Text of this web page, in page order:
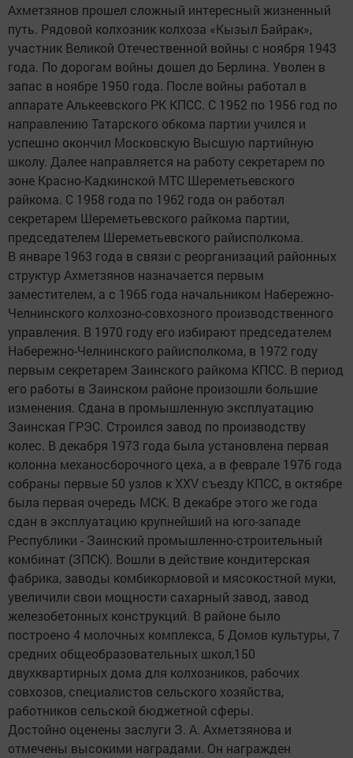
Ахметзянов прошел сложный интересный жизненный
путь. Рядовой колхозник колхоза «Кызыл Байрак»,
участник Великой Отечественной войны с ноября 1943
года. По дорогам войны дошел до Берлина. Уволен в
запас в ноябре 1950 года. После войны работал в
аппарате Алькеевского РК КПСС. С 1952 по 1956 год по
направлению Татарского обкома партии учился и
успешно окончил Московскую Высшую партийную
школу. Далее направляется на работу секретарем по
зоне Красно-Кадкинской МТС Шереметьевского
райкома. С 1958 года по 1962 года он работал
секретарем Шереметьевского райкома партии,
председателем Шереметьевского райисполкома.
В январе 1963 года в связи с реорганизаций районных
структур Ахметзянов назначается первым
заместителем, а с 1965 года начальником Набережно-
Челнинского колхозно-совхозного производственного
управления. В 1970 году его избирают председателем
Набережно-Челнинского райисполкома, в 1972 году
первым секретарем Заинского райкома КПСС. В период
его работы в Заинском районе произошли большие
изменения. Сдана в промышленную эксплуатацию
Заинская ГРЭС. Строился завод по производству
колес. В декабря 1973 года была установлена первая
колонна механосборочного цеха, а в феврале 1976 года
собраны первые 50 узлов к XXV съезду КПСС, в октябре
была первая очередь МСК. В декабре этого же года
сдан в эксплуатацию крупнейший на юго-западе
Республики - Заинский промышленно-строительный
комбинат (ЗПСК). Вошли в действие кондитерская
фабрика, заводы комбикормовой и мясокостной муки,
увеличили свои мощности сахарный завод, завод
железобетонных конструкций. В районе было
построено 4 молочных комплекса, 5 Домов культуры, 7
средних общеобразовательных школ,150
двухквартирных дома для колхозников, рабочих
совхозов, специалистов сельского хозяйства,
работников сельской бюджетной сферы.
Достойно оценены заслуги З. А. Ахметзянова и
отмечены высокими наградами. Он награжден